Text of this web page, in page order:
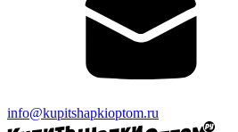
info@kupitshapkioptom.ru